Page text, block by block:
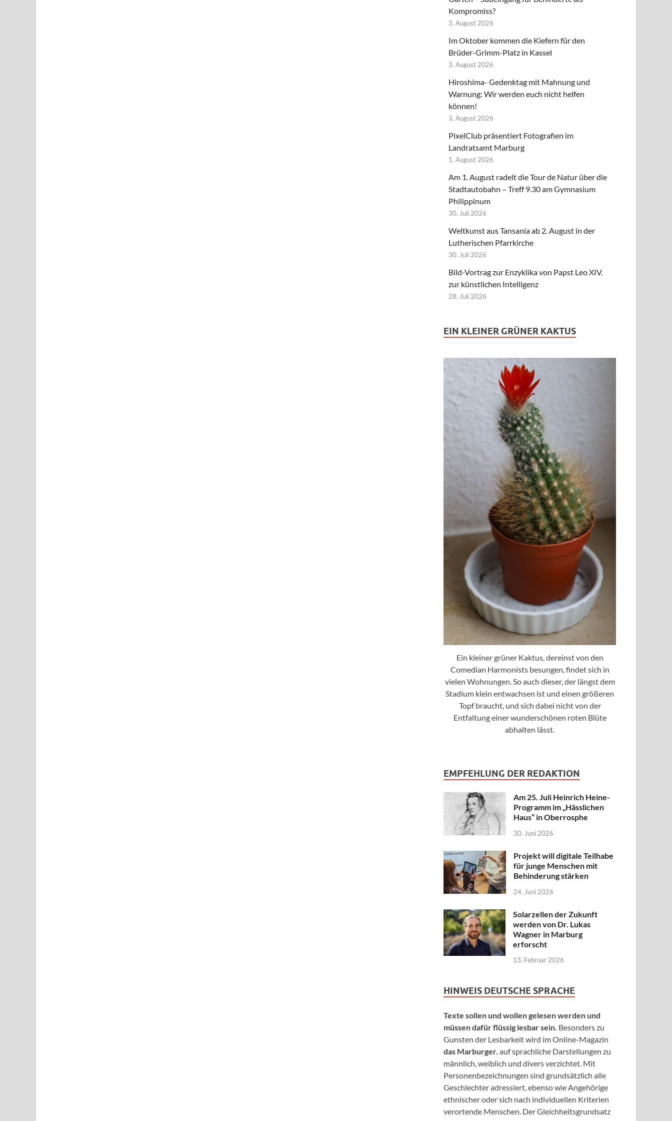
Kompromiss?
3. August 2026
Im Oktober kommen die Kiefern für den
Brüder-Grimm-Platz in Kassel
3. August 2026
Hiroshima- Gedenktag mit Mahnung und
Warnung: Wir werden euch nicht helfen
können!
3. August 2026
PixelClub präsentiert Fotografien im
Landratsamt Marburg
1. August 2026
Am 1. August radelt die Tour de Natur über die
Stadtautobahn – Treff 9.30 am Gymnasium
Philippinum
30. Juli 2026
Weltkunst aus Tansania ab 2. August in der
Lutherischen Pfarrkirche
30. Juli 2026
Bild-Vortrag zur Enzyklika von Papst Leo XIV.
zur künstlichen Intelligenz
28. Juli 2026
EIN KLEINER GRÜNER KAKTUS
Ein kleiner grüner Kaktus, dereinst von den
Comedian Harmonists besungen, findet sich in
vielen Wohnungen. So auch dieser, der längst dem
Stadium klein entwachsen ist und einen größeren
Topf braucht, und sich dabei nicht von der
Entfaltung einer wunderschönen roten Blüte
abhalten lässt.
EMPFEHLUNG DER REDAKTION
Am 25. Juli Heinrich Heine-
Programm im „Hässlichen
Haus“ in Oberrosphe
30. Juni 2026
Projekt will digitale Teilhabe
für junge Menschen mit
Behinderung stärken
24. Juni 2026
Solarzellen der Zukunft
werden von Dr. Lukas
Wagner in Marburg
erforscht
13. Februar 2026
HINWEIS DEUTSCHE SPRACHE
Texte sollen und wollen gelesen werden und
müssen dafür flüssig lesbar sein. Besonders zu
Gunsten der Lesbarkeit wird im Online-Magazin
das Marburger. auf sprachliche Darstellungen zu
männlich, weiblich und divers verzichtet. Mit
Personenbezeichnungen sind grundsätzlich alle
Geschlechter adressiert, ebenso wie Angehörige
ethnischer oder sich nach individuellen Kriterien
verortende Menschen. Der Gleichheitsgrundsatz